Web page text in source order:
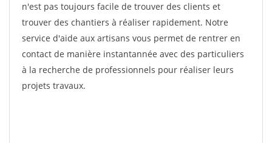
n'est pas toujours facile de trouver des clients et
trouver des chantiers à réaliser rapidement. Notre
service d'aide aux artisans vous permet de rentrer en
contact de manière instantannée avec des particuliers
à la recherche de professionnels pour réaliser leurs
projets travaux.